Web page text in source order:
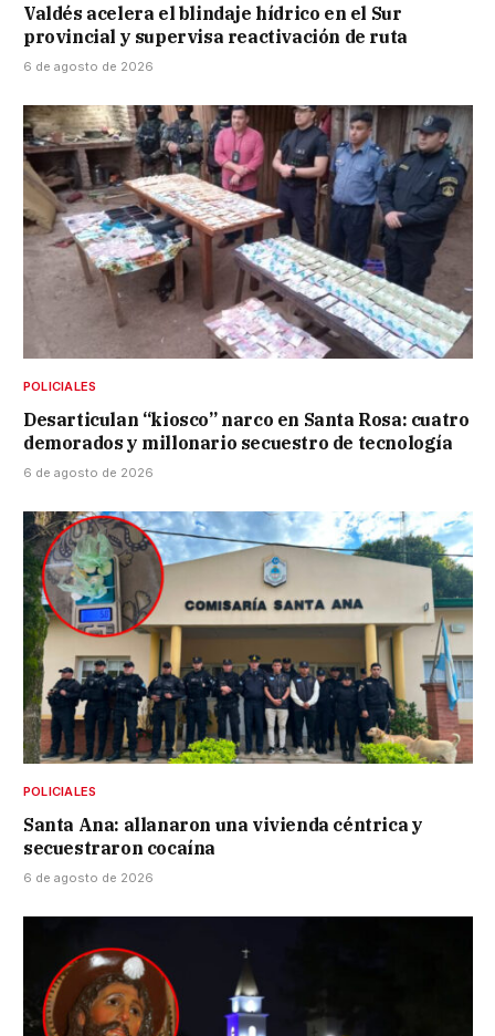
Valdés acelera el blindaje hídrico en el Sur
provincial y supervisa reactivación de ruta
6 de agosto de 2026
POLICIALES
Desarticulan “kiosco” narco en Santa Rosa: cuatro
demorados y millonario secuestro de tecnología
6 de agosto de 2026
POLICIALES
Santa Ana: allanaron una vivienda céntrica y
secuestraron cocaína
6 de agosto de 2026